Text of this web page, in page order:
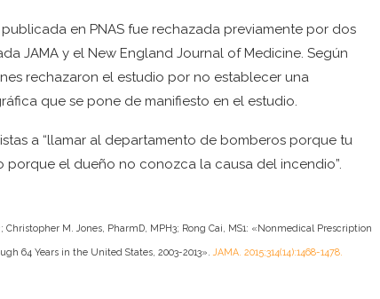
en PNAS fue rechazada previamente por dos
JAMA y el New England Journal of Medicine. Según
rechazaron el estudio por no establecer una
que se pone de manifiesto en el estudio.
a “llamar al departamento de bomberos porque tu
el dueño no conozca la causa del incendio”.
Christopher M. Jones, PharmD, MPH3; Rong Cai, MS1: «Nonmedical Prescription
64 Years in the United States, 2003-2013». JAMA. 2015;314(14):1468-1478.